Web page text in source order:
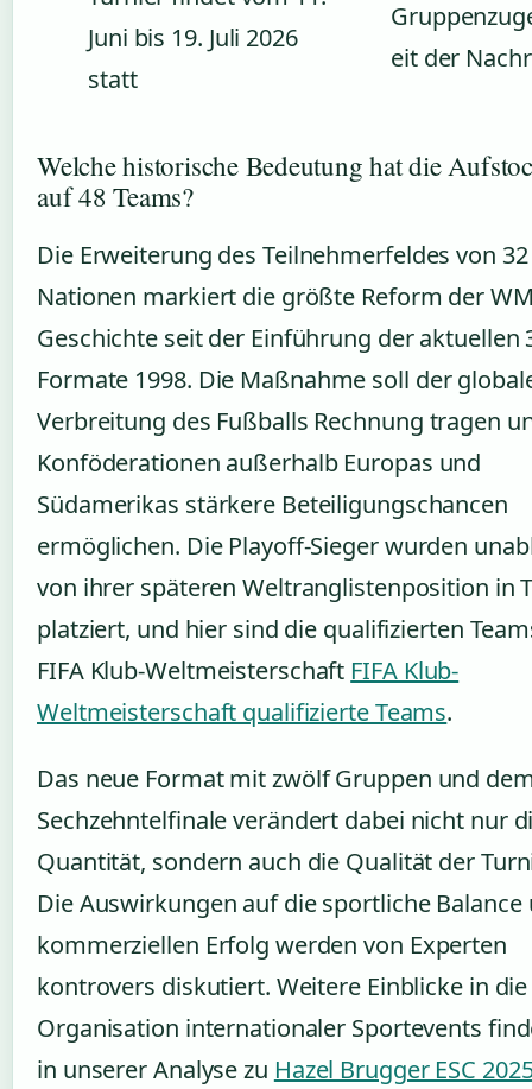
Juni bis 19. Juli 2026
statt
eit der
Welche historische Bedeutung hat die
auf 48 Teams?
Die Erweiterung des Teilnehmerfeldes von
Nationen markiert die größte Reform der
Geschichte seit der Einführung der aktuellen
Formate 1998. Die Maßnahme soll der
Verbreitung des Fußballs Rechnung tragen
Konföderationen außerhalb Europas und
Südamerikas stärkere Beteiligungschancen
ermöglichen. Die Playoff-Sieger wurden
von ihrer späteren Weltranglistenposition in
platziert, und hier sind die qualifizierten
FIFA Klub-Weltmeisterschaft FIFA Klub-
Weltmeisterschaft qualifizierte Teams.
Das neue Format mit zwölf Gruppen und
Sechzehntelfinale verändert dabei nicht nur
Quantität, sondern auch die Qualität der
Die Auswirkungen auf die sportliche Balance
kommerziellen Erfolg werden von Experten
kontrovers diskutiert. Weitere Einblicke in die
Organisation internationaler Sportevents
in unserer Analyse zu Hazel Brugger ESC